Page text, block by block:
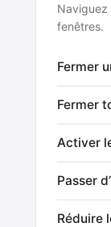
Naviguez
fenêtres.
Fermer
Fermer
Activer
Passer
Réduire